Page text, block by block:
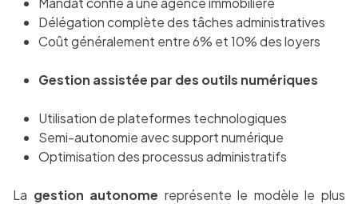
Délégation complète des tâches administratives
Coût généralement entre 6% et 10% des loyers
Gestion assistée par des outils numériques
Utilisation de plateformes technologiques
Semi-autonomie avec support numérique
Optimisation des processus administratifs
La gestion autonome représente le modèle le plus